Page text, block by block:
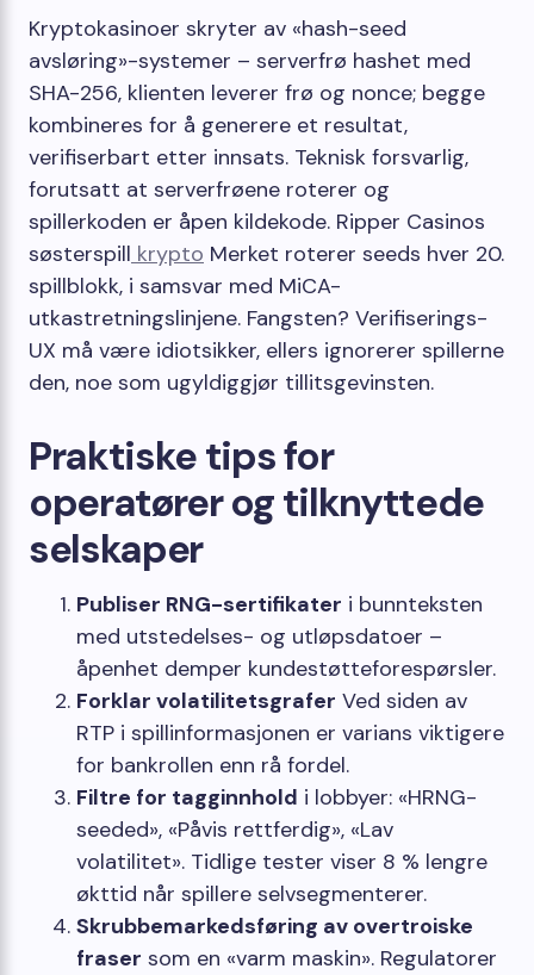
Kryptokasinoer skryter av «hash-seed
avsløring»-systemer – serverfrø hashet med
SHA-256, klienten leverer frø og nonce; begge
kombineres for å generere et resultat,
verifiserbart etter innsats. Teknisk forsvarlig,
forutsatt at serverfrøene roterer og
spillerkoden er åpen kildekode. Ripper Casinos
søsterspill krypto Merket roterer seeds hver 20.
spillblokk, i samsvar med MiCA-
utkastretningslinjene. Fangsten? Verifiserings-
UX må være idiotsikker, ellers ignorerer spillerne
den, noe som ugyldiggjør tillitsgevinsten.
Praktiske tips for
operatører og tilknyttede
selskaper
Publiser RNG-sertifikater i bunnteksten
med utstedelses- og utløpsdatoer –
åpenhet demper kundestøtteforespørsler.
Forklar volatilitetsgrafer Ved siden av
RTP i spillinformasjonen er varians viktigere
for bankrollen enn rå fordel.
Filtre for tagginnhold i lobbyer: «HRNG-
seeded», «Påvis rettferdig», «Lav
volatilitet». Tidlige tester viser 8 % lengre
økttid når spillere selvsegmenterer.
Skrubbemarkedsføring av overtroiske
fraser som en «varm maskin». Regulatorer